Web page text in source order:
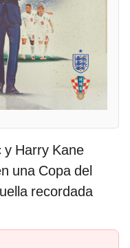
y Harry Kane
una Copa del
recordada